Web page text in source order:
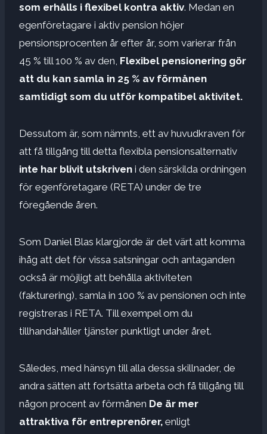
som erhålls i flexibel kontra aktiv. Medan en
egenföretagare i aktiv pension höjer
pensionsprocenten år efter år, som varierar från
45 % till 100 % av den, Flexibel pensionering gör
att du kan samla in 25 % av förmånen
samtidigt som du utför kompatibel aktivitet.
Dessutom är, som nämnts, ett av huvudkraven för
att få tillgång till detta flexibla pensionsalternativ
inte har blivit utskriven i den särskilda ordningen
för egenföretagare (RETA) under de tre
föregående åren.
Som Daniel Blas klargjorde är det värt att komma
ihåg att det för vissa satsningar och antaganden
också är möjligt att behålla aktiviteten
(fakturering), samla in 100 % av pensionen och inte
registreras i RETA. Till exempel om du
tillhandahåller tjänster punktligt under året.
Således, med hänsyn till alla dessa skillnader, de
andra sätten att fortsätta arbeta och få tillgång till
någon procent av förmånen De är mer
attraktiva för entreprenörer, enligt